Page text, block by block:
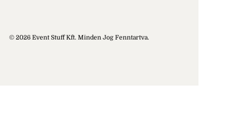
© 2026 Event Stuff Kft. Minden Jog Fenntartva.